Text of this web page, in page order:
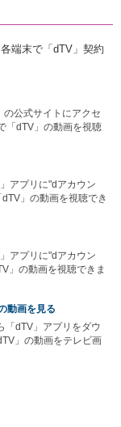
端末で「dTV」契約
公式サイトにアクセ
「dTV」の動画を視聴
アプリに"dアカウン
」の動画を視聴でき
アプリに"dアカウン
」の動画を視聴できま
動画を見る
「dTV」アプリをダウ
」の動画をテレビ画